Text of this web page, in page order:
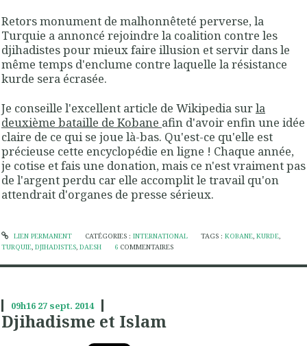
Retors monument de malhonnêteté perverse, la
Turquie a annoncé rejoindre la coalition contre les
djihadistes pour mieux faire illusion et servir dans le
même temps d'enclume contre laquelle la résistance
kurde sera écrasée.
Je conseille l'excellent article de Wikipedia surla
deuxième bataille de Kobane afin d'avoir enfin une idée
claire de ce qui se joue là-bas. Qu'est-ce qu'elle est
précieuse cette encyclopédie en ligne ! Chaque année,
je cotise et fais une donation, mais ce n'est vraiment pas
de l'argent perdu car elle accomplit le travail qu'on
attendrait d'organes de presse sérieux.
LIEN PERMANENT CATÉGORIES : INTERNATIONAL TAGS :KOBANE,KURDE,
TURQUIE, DJIHADISTES, DAESH 6 COMMENTAIRES
09h16 27 sept. 2014
Djihadisme et Islam